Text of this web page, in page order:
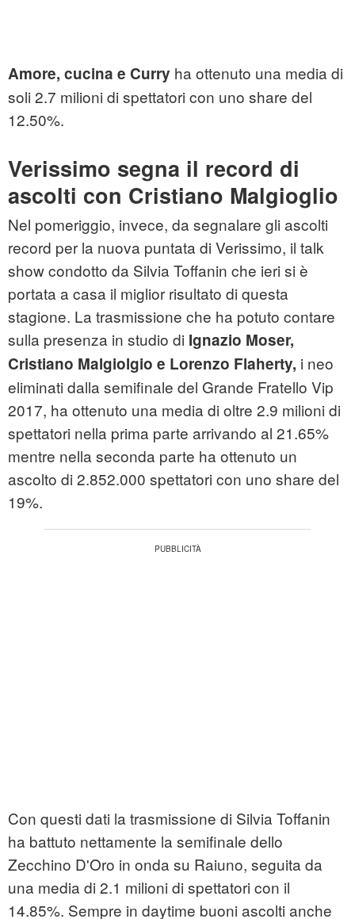
Amore, cucina e Curry ha ottenuto una media di
soli 2.7 milioni di spettatori con uno share del
12.50%.
Verissimo segna il record di
ascolti con Cristiano Malgioglio
Nel pomeriggio, invece, da segnalare gli ascolti
record per la nuova puntata di Verissimo, il talk
show condotto da Silvia Toffanin che ieri si è
portata a casa il miglior risultato di questa
stagione. La trasmissione che ha potuto contare
sulla presenza in studio di Ignazio Moser,
Cristiano Malgiolgio e Lorenzo Flaherty, i neo
eliminati dalla semifinale del Grande Fratello Vip
2017, ha ottenuto una media di oltre 2.9 milioni di
spettatori nella prima parte arrivando al 21.65%
mentre nella seconda parte ha ottenuto un
ascolto di 2.852.000 spettatori con uno share del
19%.
Con questi dati la trasmissione di Silvia Toffanin
ha battuto nettamente la semifinale dello
Zecchino D'Oro in onda su Raiuno, seguita da
una media di 2.1 milioni di spettatori con il
14.85%. Sempre in daytime buoni ascolti anche